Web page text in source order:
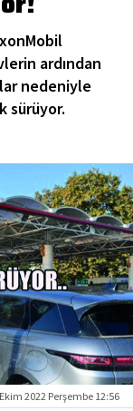
ardından
nedeniyle
sürüyor.
2022 Perşembe 12:56